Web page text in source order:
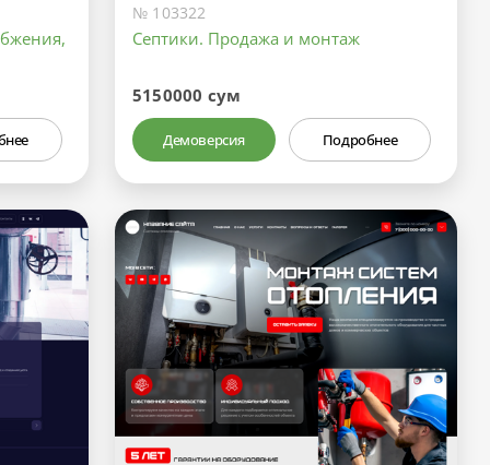
№ 103322
Септики. Продажа и монтаж
5150000 сум
Демоверсия Подробнее